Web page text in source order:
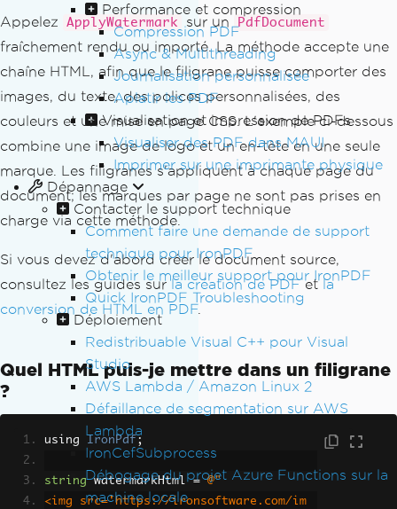
Performance et compression
Compression PDF
Async & Multithreading
Journalisation personnalisée
Aplatir les PDF
Visualisation et impression de PDFs
Visualiser des PDF dans MAUI
Imprimer sur une imprimante physique
Dépannage
Contacter le support technique
Comment faire une demande de support
technique pour IronPDF
Obtenir le meilleur support pour IronPDF
Quick IronPDF Troubleshooting
Déploiement
Redistribuable Visual C++ pour Visual
Studio
AWS Lambda / Amazon Linux 2
Défaillance de segmentation sur AWS
Lambda
IronCefSubprocess
Débogage du projet Azure Functions sur la
machine locale
Appelez ApplyWatermark sur un PdfDocument
fraîchement rendu ou importé. La méthode accepte une
chaîne HTML, afin que le filigrane puisse comporter des
images, du texte, des polices personnalisées, des
couleurs et une mise en page CSS. L'exemple ci-dessous
combine une image de logo et un en-tête en une seule
marque. Les filigranes s'appliquent à chaque page du
document; les marques par page ne sont pas prises en
charge via cette méthode.
Si vous devez d'abord créer le document source,
consultez les guides surla création de PDFet la
conversion de HTML en PDF.
Quel HTML puis-je mettre dans un filigrane
?
using IronPdf ;
string watermarkHtml =
@"
<img src='https://ironsoftware.com/im